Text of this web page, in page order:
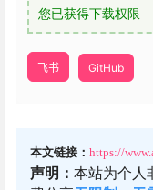
您已获得下载权限
飞书 GitHub
本文链接： https://
声明： 本站为个人